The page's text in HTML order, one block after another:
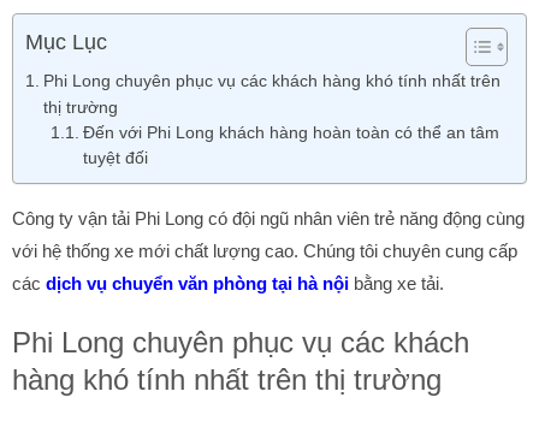
Mục Lục
Phi Long chuyên phục vụ các khách hàng khó tính nhất trên
thị trường
Đến với Phi Long khách hàng hoàn toàn có thể an tâm
tuyệt đối
Công ty vận tải Phi Long có đội ngũ nhân viên trẻ năng động cùng
với hệ thống xe mới chất lượng cao. Chúng tôi chuyên cung cấp
các dịch vụ chuyển văn phòng tại hà nội bằng xe tải.
Phi Long chuyên phục vụ các khách
hàng khó tính nhất trên thị trường